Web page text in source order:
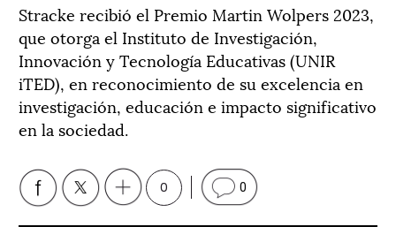
Stracke recibió el Premio Martin Wolpers 2023,
que otorga el Instituto de Investigación,
Innovación y Tecnología Educativas (UNIR
iTED), en reconocimiento de su excelencia en
investigación, educación e impacto significativo
en la sociedad.
0 0